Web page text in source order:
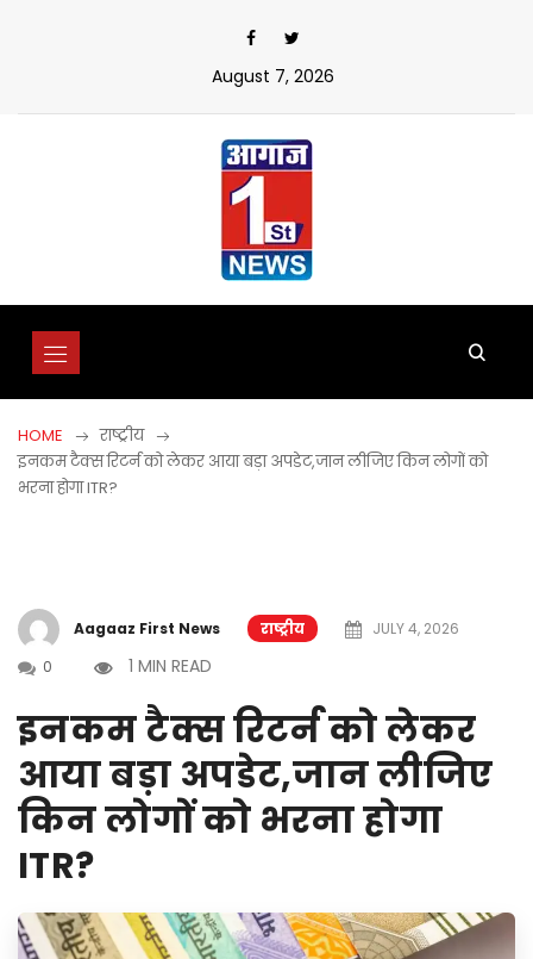
August 7, 2026
HOME
राष्ट्रीय
इनकम टैक्स रिटर्न को लेकर आया बड़ा अपडेट,जान लीजिए किन लोगों को
भरना होगा ITR?
Aagaaz First News राष्ट्रीय
JULY 4, 2026
0
1 MIN READ
इनकम टैक्स रिटर्न को लेकर
आया बड़ा अपडेट,जान लीजिए
किन लोगों को भरना होगा
ITR?